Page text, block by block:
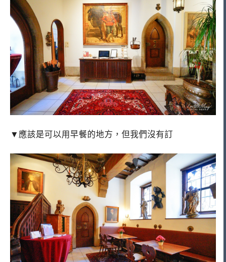
▼應該是可以用早餐的地方，但我們沒有訂